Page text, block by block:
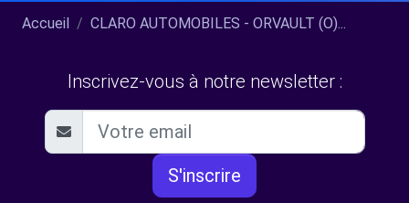
Accueil CLARO AUTOMOBILES - ORVAULT (O)...
Inscrivez-vous à notre newsletter :
S'inscrire